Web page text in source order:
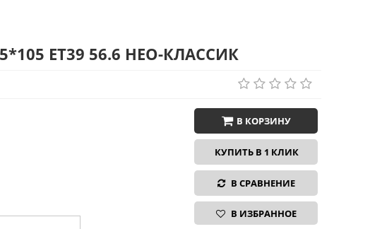
5*105 ET39 56.6 НЕО-КЛАССИК
В КОРЗИНУ
КУПИТЬ В 1 КЛИК
В СРАВНЕНИЕ
В ИЗБРАННОЕ